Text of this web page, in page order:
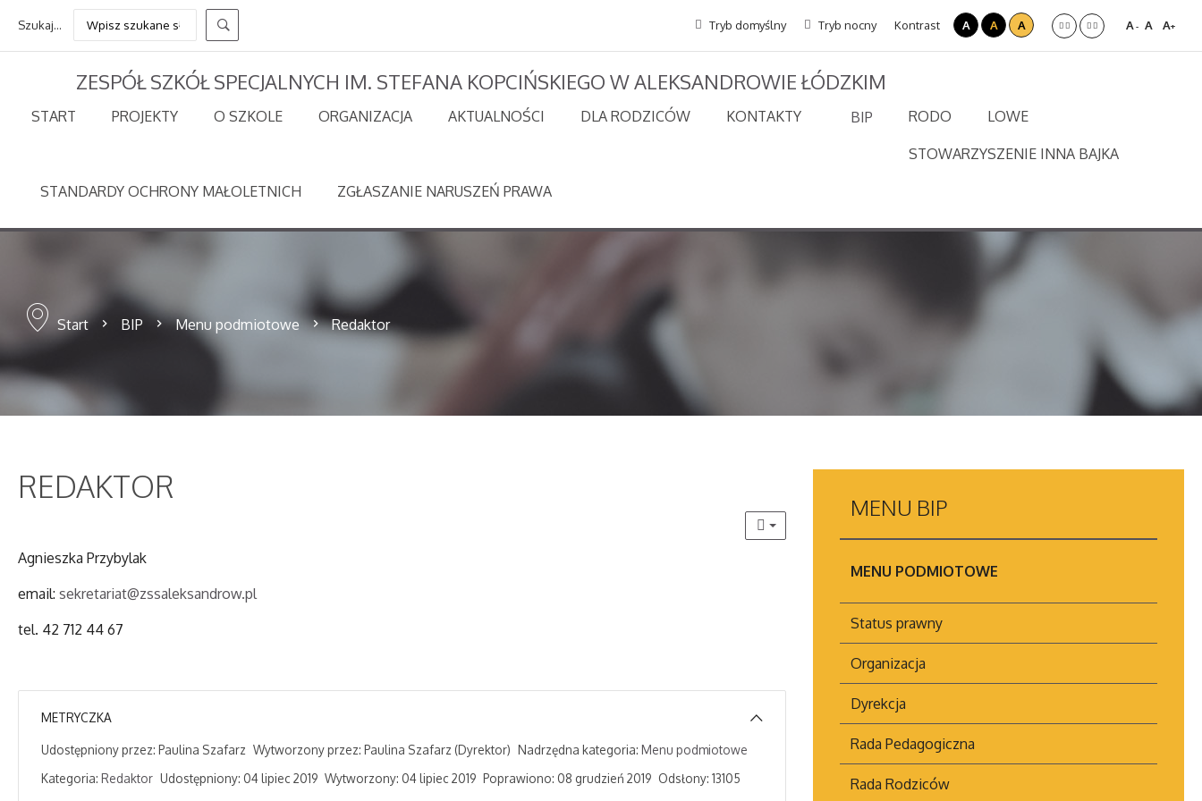
Szukaj... Tryb domyślny Tryb nocny Kontrast A A A A- A A+
ZESPÓŁ SZKÓŁ SPECJALNYCH IM. STEFANA KOPCIŃSKIEGO W ALEKSANDROWIE ŁÓDZKIM
START PROJEKTY O SZKOLE ORGANIZACJA AKTUALNOŚCI DLA RODZICÓW KONTAKTY BIP RODO LOWE
STOWARZYSZENIE INNA BAJKA
STANDARDY OCHRONY MAŁOLETNICH ZGŁASZANIE NARUSZEŃ PRAWA
Start BIP Menu podmiotowe Redaktor
REDAKTOR
Agnieszka Przybylak
email: sekretariat@zssaleksandrow.pl
tel. 42 712 44 67
METRYCZKA
Udostępniony przez: Paulina Szafarz Wytworzony przez: Paulina Szafarz (Dyrektor) Nadrzędna kategoria: Menu podmiotowe
Kategoria: Redaktor Udostępniony: 04 lipiec 2019 Wytworzony: 04 lipiec 2019 Poprawiono: 08 grudzień 2019 Odsłony: 13105
MENU BIP
MENU PODMIOTOWE
Status prawny
Organizacja
Dyrekcja
Rada Pedagogiczna
Rada Rodziców